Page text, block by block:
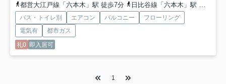
都営大江戸線「六本木」駅 徒歩7分
日比谷線「六本木」駅 徒歩7分
バス・トイレ別 エアコン バルコニー
フローリング
電気有
都市ガス
礼0 即入居可
1